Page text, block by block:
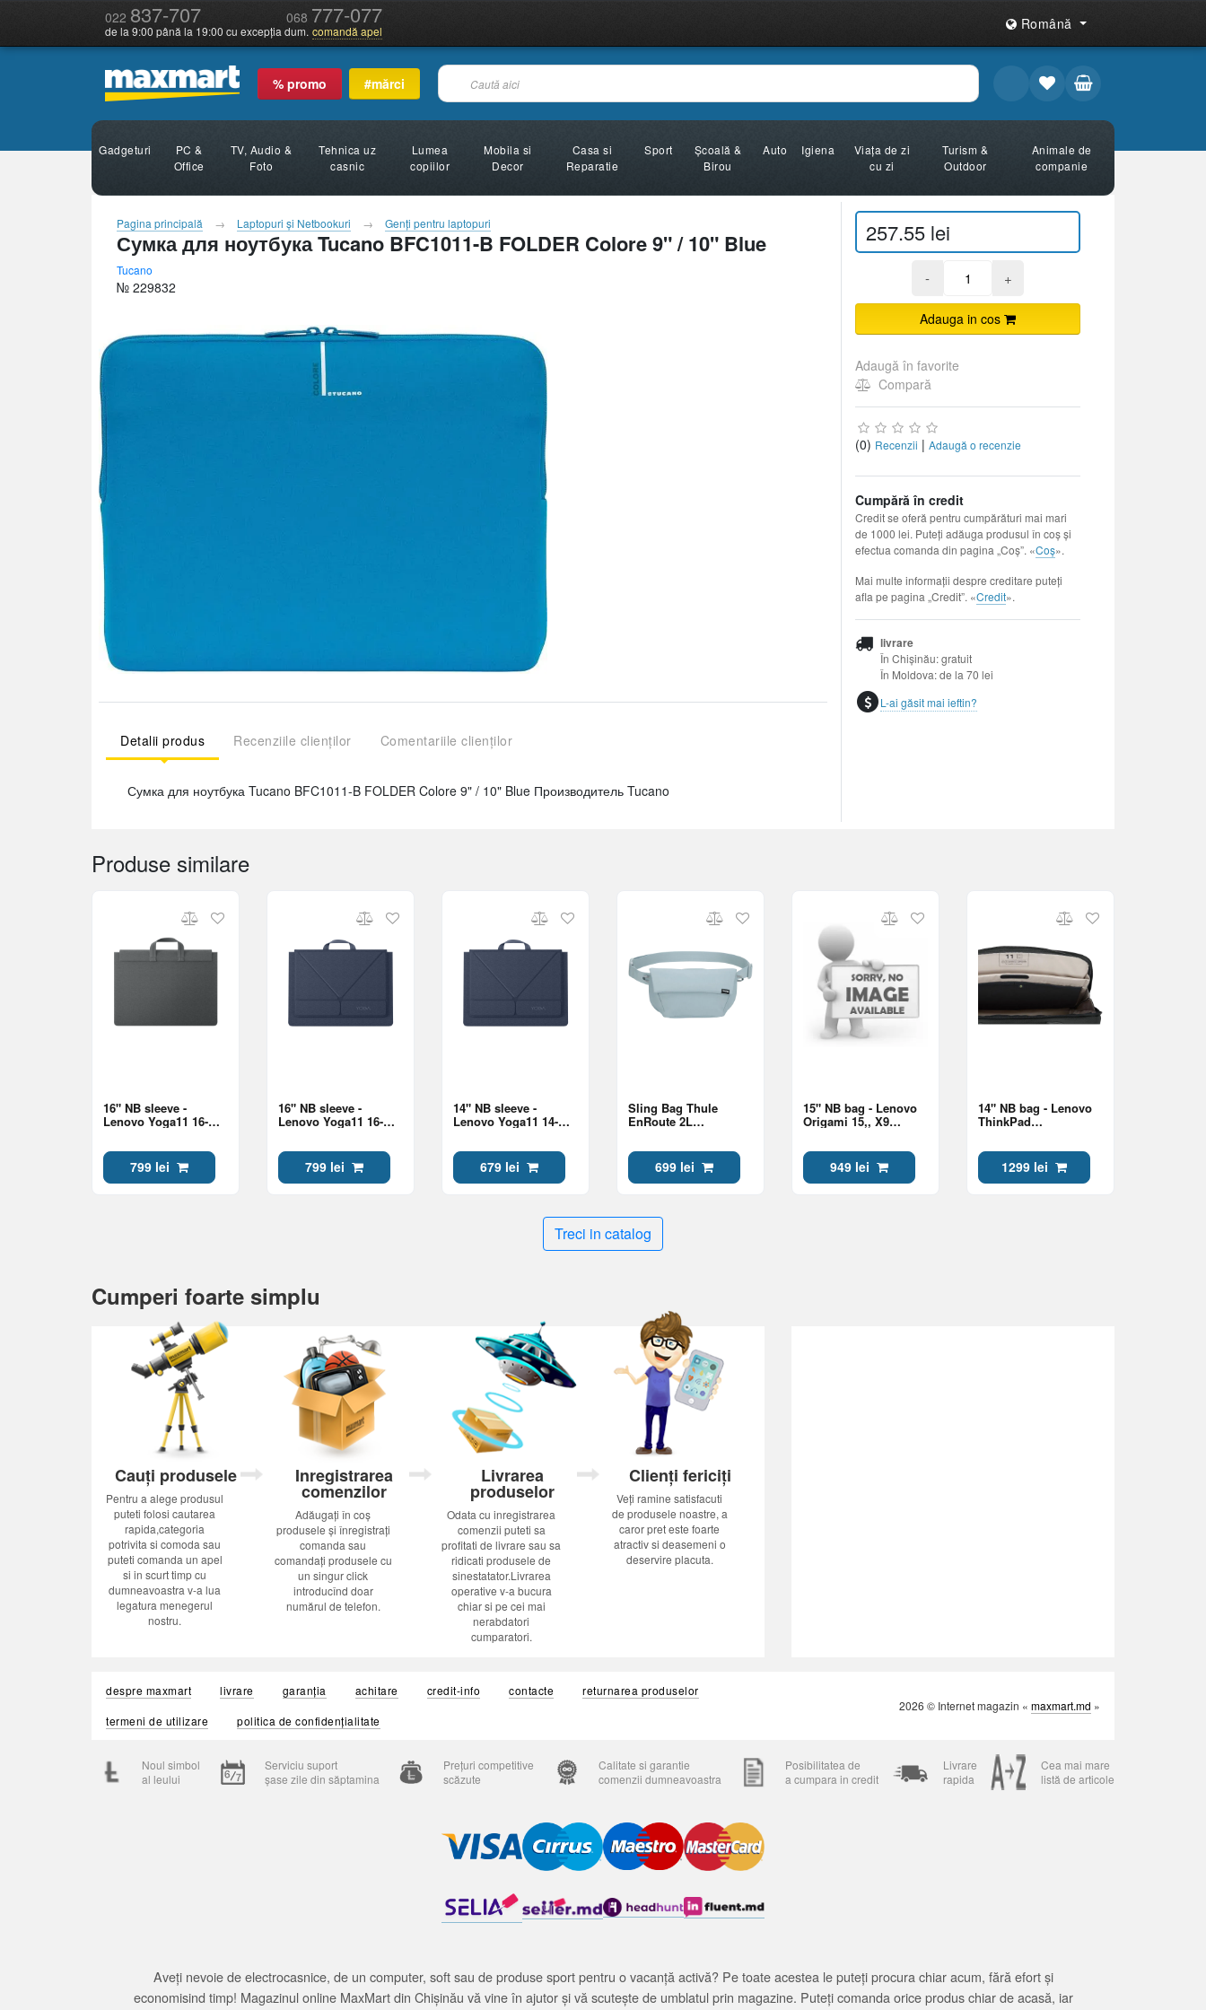
022 837-707 068 777-077
de la 9:00 până la 19:00 cu excepția dum. comandă apel Română
% promo #mărci
Gadgeturi
PC &
Office
TV, Audio &
Foto
Tehnica uz
casnic
Lumea
copiilor
Mobila si
Decor
Casa si
Reparatie
Sport
Şcoală &
Birou
Auto Igiena
Viața de zi
cu zi
Turism &
Outdoor
Animale de
companie
Pagina principală Laptopuri şi Netbookuri Genţi pentru laptopuri
Сумка для ноутбука Tucano BFC1011-B FOLDER Colore 9" / 10" Blue
Tucano
№ 229832
Detalii produs Recenziile clienților Comentariile clienților
Сумка для ноутбука Tucano BFC1011-B FOLDER Colore 9" / 10" Blue Производитель Tucano
257.55 lei
- +
Adauga in cos
Adaugă în favorite
Compară
(0) Recenzii | Adaugă o recenzie
Cumpără în credit
Credit se oferă pentru cumpărături mai mari
de 1000 lei. Puteți adăuga produsul în coș și
efectua comanda din pagina „Coș”. «Coș».
Mai multe informații despre creditare puteți
afla pe pagina „Credit”. «Credit».
livrare
În Chișinău: gratuit
În Moldova: de la 70 lei
L-ai găsit mai ieftin?
Produse similare
16" NB sleeve -
Lenovo Yoga11 16-
799 lei
16" NB sleeve -
Lenovo Yoga11 16-
799 lei
14" NB sleeve -
Lenovo Yoga11 14-
679 lei
Sling Bag Thule
EnRoute 2L
Soft Blue/Darkest Blue
699 lei
15" NB bag - Lenovo
Origami 15,, X9
949 lei
14" NB bag - Lenovo
ThinkPad
Topload Gen 2
1299 lei
Treci in catalog
Cumperi foarte simplu
Cauți produsele
Pentru a alege produsul
puteti folosi cautarea
rapida,categoria
potrivita si comoda sau
puteti comanda un apel
si in scurt timp cu
dumneavoastra v-a lua
legatura menegerul
nostru.
Inregistrarea
comenzilor
Adăugați în coș
produsele și înregistrați
comanda sau
comandați produsele cu
un singur click
introducînd doar
numărul de telefon.
Livrarea
produselor
Odata cu inregistrarea
comenzii puteti sa
profitati de livrare sau sa
ridicati produsele de
sinestatator.Livrarea
operative v-a bucura
chiar si pe cei mai
nerabdatori
cumparatori.
Clienți fericiți
Veți ramine satisfacuti
de produsele noastre, a
caror pret este foarte
atractiv si deasemeni o
deservire placuta.
despre maxmart livrare garanția achitare credit-info contacte
returnarea produselor
termeni de utilizare
politica de confidențialitate
2026 © Internet magazin « maxmart.md »
Noul simbol
al leului
Serviciu suport
șase zile din săptamina
Prețuri competitive
scăzute
Calitate si garantie
comenzii dumneavoastra
Posibilitatea de
a cumpara in credit
Livrare
rapida
Cea mai mare
listă de articole
Aveți nevoie de electrocasnice, de un computer, soft sau de produse sport pentru o vacanță activă? Pe toate acestea le puteți procura chiar acum, fără efort și
economisind timp! Magazinul online MaxMart din Chișinău vă vine în ajutor și vă scutește de umblatul prin magazine. Puteți comanda orice produs chiar de acasă, iar